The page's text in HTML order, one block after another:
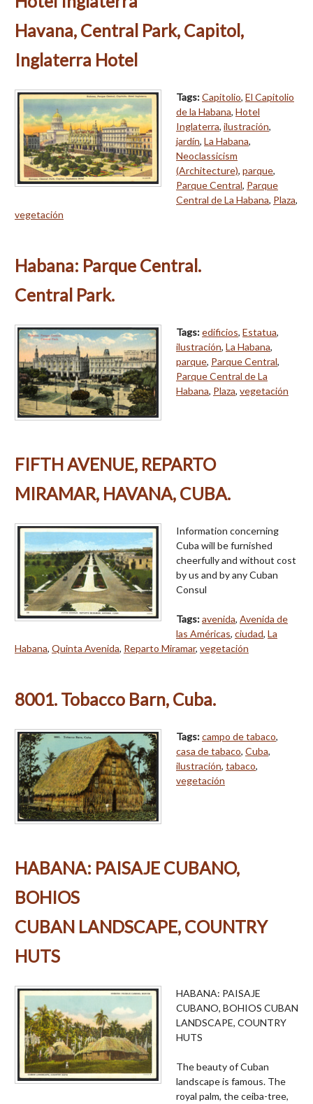
Havana, Central Park, Capitol,
Inglaterra Hotel
Tags:Capitolio, El Capitolio
de la Habana, Hotel
Inglaterra, ilustración,
jardín, La Habana,
Neoclassicism
(Architecture), parque,
Parque Central, Parque
Central de La Habana, Plaza,
vegetación
Habana: Parque Central.
Central Park.
Tags:edificios, Estatua,
ilustración, La Habana,
parque, Parque Central,
Parque Central de La
Habana, Plaza, vegetación
FIFTH AVENUE, REPARTO
MIRAMAR, HAVANA, CUBA.
Information concerning
Cuba will be furnished
cheerfully and without cost
by us and by any Cuban
Consul
Tags:avenida, Avenida de
las Américas, ciudad, La
Habana, Quinta Avenida, Reparto Miramar, vegetación
8001. Tobacco Barn, Cuba.
Tags:campo de tabaco,
casa de tabaco, Cuba,
ilustración, tabaco,
vegetación
HABANA: PAISAJE CUBANO,
BOHIOS
CUBAN LANDSCAPE, COUNTRY
HUTS
HABANA: PAISAJE
CUBANO, BOHIOS CUBAN
LANDSCAPE, COUNTRY
HUTS
The beauty of Cuban
landscape is famous. The
royal palm, the ceiba-tree,